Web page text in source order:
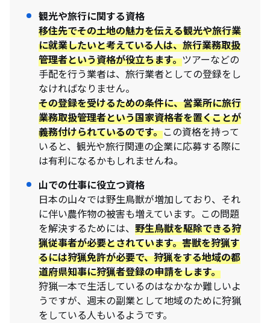
観光や旅行に関する資格
移住先でその土地の魅力を伝える観光や旅行業
に就業したいと考えている人は、旅行業務取扱
管理者という資格が役立ちます。ツアーなどの
手配を行う業者は、旅行業者としての登録をし
なければなりません。
その登録を受けるための条件に、営業所に旅行
業務取扱管理者という国家資格者を置くことが
義務付けられているのです。この資格を持って
いると、観光や旅行関連の企業に応募する際に
は有利になるかもしれませんね。
山での仕事に役立つ資格
日本の山々では野生鳥獣が増加しており、それ
に伴い農作物の被害も増えています。この問題
を解決するためには、 野生鳥獣を駆除できる狩
猟従事者が必要とされています。害獣を狩猟す
るには狩猟免許が必要で、狩猟をする地域の都
道府県知事に狩猟者登録の申請をします。
狩猟一本で生活しているのはなかなか難しいよ
うですが、週末の副業として地域のために狩猟
をしている人もいるようです。